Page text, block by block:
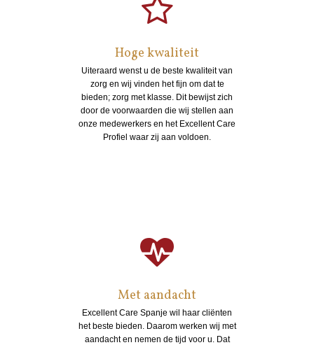
Hoge kwaliteit
Uiteraard wenst u de beste kwaliteit van
zorg en wij vinden het fijn om dat te
bieden; zorg met klasse. Dit bewijst zich
door de voorwaarden die wij stellen aan
onze medewerkers en het Excellent Care
Profiel waar zij aan voldoen.
Met aandacht
Excellent Care Spanje wil haar cliënten
het beste bieden. Daarom werken wij met
aandacht en nemen de tijd voor u. Dat